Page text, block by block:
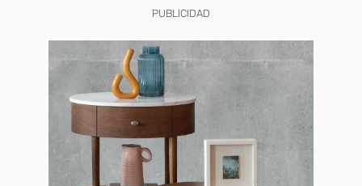
PUBLICIDAD